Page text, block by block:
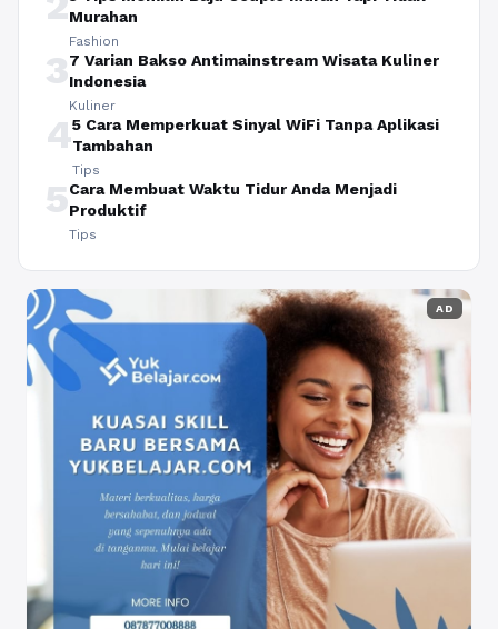
Murahan
Fashion
37 Varian Bakso Antimainstream Wisata Kuliner
Indonesia
Kuliner
45 Cara Memperkuat Sinyal WiFi Tanpa Aplikasi
Tambahan
Tips
5Cara Membuat Waktu Tidur Anda Menjadi
Produktif
Tips
AD